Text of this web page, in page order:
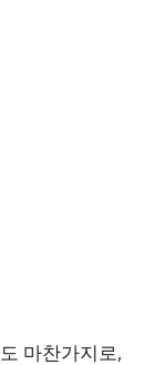
마찬가지로,